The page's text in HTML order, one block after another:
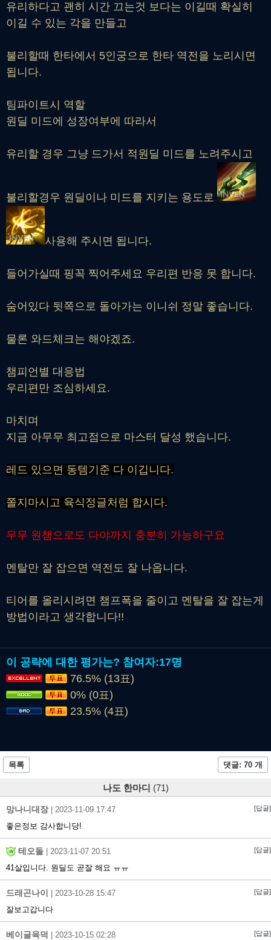
유리하다고 괜히 시간 끄는것 보다는 이길때 확실히
이길 수 있는 각을 만들고
불리할때 한타에서 5인궁으로 한타 역전을 노리시면
됩니다.
팀파이트시 역할
원딜 미드에 성장여부에 따라서
유리할 경우 그냥 드가서 적원딜 미드를 노려주시고
불리할경우 원딜이나 미드를 지키는 용도로
사용해 주시면 됩니다.
들어가실때 핑꼭 찍어주세요 우리편 반응 못 합니다.
숨어있다 뒷쪽으로 돌아가는 이니쉬 정말 좋습니다.
물론 와드체크는 해야겠죠.
챔피언별 대응법
우리편만 조심하세요.
마치며
지금 아무무 최고점으로 마스터 달성 했습니다.
레드 있으면 동템기준 다 이깁니다.
쫄지마시고 육식정글처럼 합시다.
무무 원챔으로도 다야까지 충분히 가능하구요
멘탈만 잘 잡으면 역전도 잘 나옵니다.
티어를 올리시려면 챔프폭을 줄이고 멘탈을 잘 잡는게
방법이라고 생각합니다!!
이 공략에 대한 평가는? 참여자:17명
76.5% (13표)
0% (0표)
23.5% (4표)
목록 댓글: 70 개
나도 한마디 (71)
망나니대장| 2023-11-09 17:47 [답글]
좋은정보 감사합니당!
테오돌 | 2023-11-07 20:51 [답글]
41살입니다. 원딜도 곧잘 해요 ㅠㅠ
드래곤나이 | 2023-10-28 15:47 [답글]
잘보고갑니다
베이글육덕 | 2023-10-15 02:28 [답글]